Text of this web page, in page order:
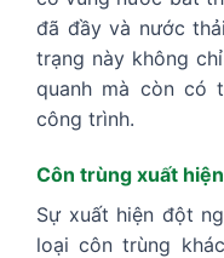
đã đầy và nước
trạng này không
quanh mà còn có
công trình.
Côn trùng xuất
Sự xuất hiện đột
loại côn trùng